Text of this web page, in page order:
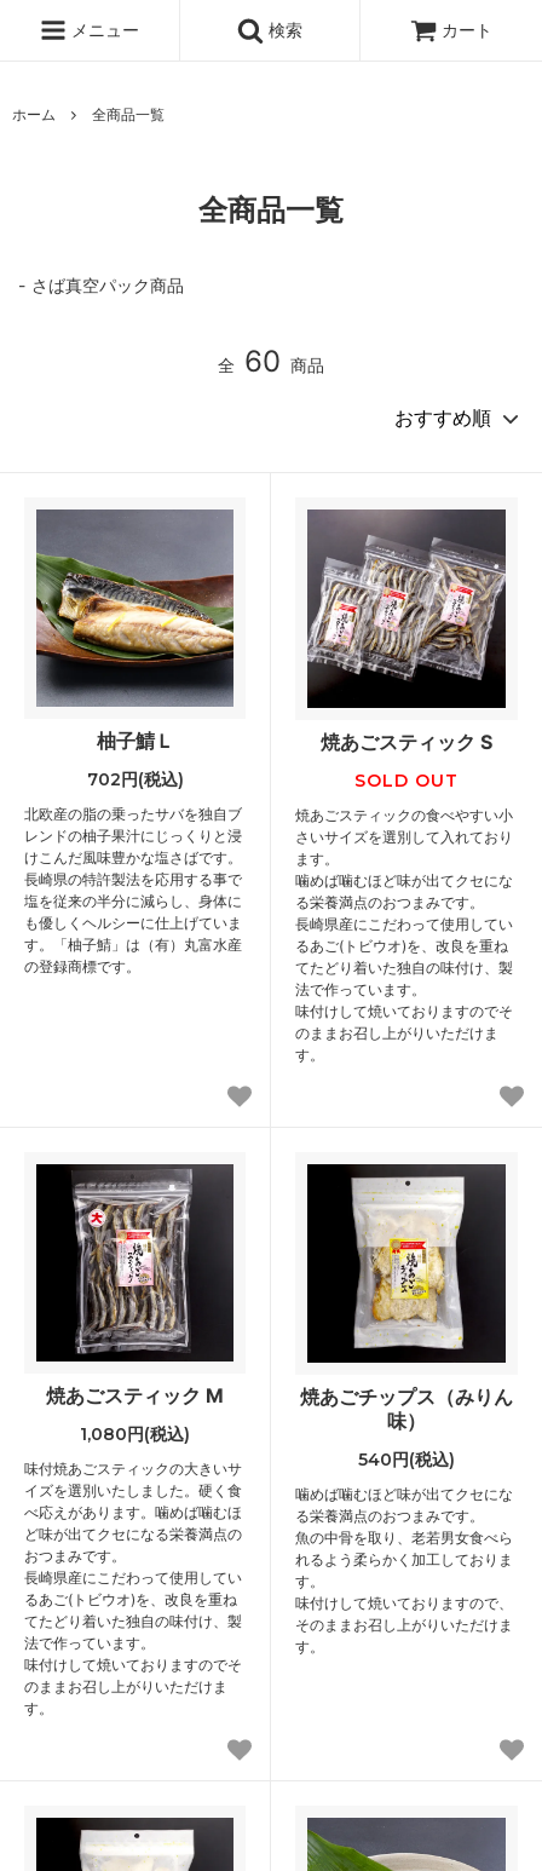
メニュー 検索 カート
ホーム 全商品一覧
全商品一覧
さば真空パック商品
全 60 商品
柚子鯖Ｌ
702円(税込)
北欧産の脂の乗ったサバを独自ブ
レンドの柚子果汁にじっくりと浸
けこんだ風味豊かな塩さばです。
長崎県の特許製法を応用する事で
塩を従来の半分に減らし、身体に
も優しくヘルシーに仕上げていま
す。「柚子鯖」は（有）丸富水産
の登録商標です。
焼あごスティック S
SOLD OUT
焼あごスティックの食べやすい小
さいサイズを選別して入れており
ます。
噛めば噛むほど味が出てクセにな
る栄養満点のおつまみです。
長崎県産にこだわって使用してい
るあご(トビウオ)を、改良を重ね
てたどり着いた独自の味付け、製
法で作っています。
味付けして焼いておりますのでそ
のままお召し上がりいただけま
す。
焼あごスティック M
1,080円(税込)
味付焼あごスティックの大きいサ
イズを選別いたしました。硬く食
べ応えがあります。噛めば噛むほ
ど味が出てクセになる栄養満点の
おつまみです。
長崎県産にこだわって使用してい
るあご(トビウオ)を、改良を重ね
てたどり着いた独自の味付け、製
法で作っています。
味付けして焼いておりますのでそ
のままお召し上がりいただけま
す。
焼あごチップス（みりん
味）
540円(税込)
噛めば噛むほど味が出てクセにな
る栄養満点のおつまみです。
魚の中骨を取り、老若男女食べら
れるよう柔らかく加工しておりま
す。
味付けして焼いておりますので、
そのままお召し上がりいただけま
す。